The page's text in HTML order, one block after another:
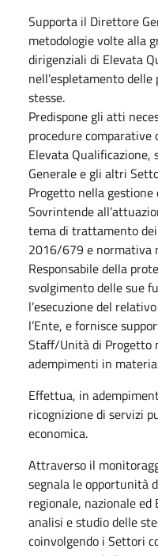
Supporta il Direttore
metodologie volte alla
dirigenziali di Elevata
nell’espletamento
stesse.
Predispone gli atti
procedure
Elevata
Generale e gli altri
Progetto nella gestione
Sovrintende
tema di trattamento dei
2016/679 e normativa
Responsabile della
svolgimento delle sue
l’esecuzione del
l’Ente, e fornisce
Staff/Unità di Progetto
adempimenti in
Effettua, in
ricognizione di servizi
economica.
Attraverso il
segnala le opportunità
regionale, nazionale
analisi e studio delle
coinvolgendo i Settori